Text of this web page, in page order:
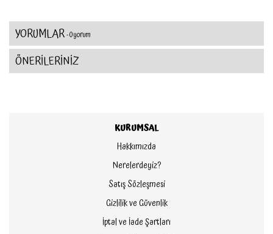
YORUMLAR- 0 yorum
ÖNERİLERİNİZ
KURUMSAL
Hakkımızda
Nerelerdeyiz?
Satış Sözleşmesi
Gizlilik ve Güvenlik
İptal ve İade Şartları